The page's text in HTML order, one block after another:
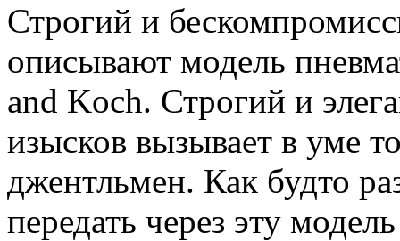
Строгий и
описывают модель
and Koch. Строгий и
изысков вызывает в уме
джентльмен. Как будто
передать через эту